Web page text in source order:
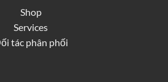
Shop
Services
tác phân phối